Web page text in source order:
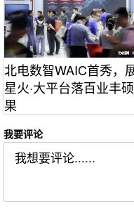
北电数智WAIC首秀，
星火·大平台落百业丰
果
我要评论